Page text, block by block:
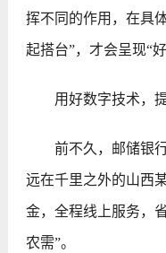
挥不同的作用，在具
起搭台”，才会呈现“好
用好数字技术，提
前不久，邮储银行
远在千里之外的山西
金，全程线上服务，
农需”。